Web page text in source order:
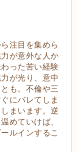
注目を集めら
が意外な人か
った苦い経験
が光り、意中
も。不倫や三
にバレてしま
まいます。逆
めていけば、
ルインするこ